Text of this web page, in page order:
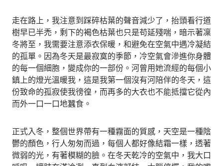
走在路上，我注意到踩碎枯葉的聲音減少了，抬頭看行道
樹早已半禿，剩下的褐色枯葉也只是苟延殘喘，暗示著凜
冬將至，我需要注意添衣保暖，和避免在空氣中遇冷凝結
的孤單。因為冬天是最寂寞的季節，冷空氣會滲進你身體
的每一個細胞，變成你的一部份。河曾用她流經的每個小
鎮上的燈光溫暖我，這是我第一個沒有河陪伴的冬天，這
份致命的孤寂使我徬徨，而再多的大衣也不能抵擋它從內
而外一口一口地蠶食。
正式入冬，整個世界帶有一種霧面的質感，天空是一種陰
鬱的顏色，行人匆匆而過，每個人都好像結霜一樣，透著
微弱的光，有著模糊的臉。在冬天乾冷的空氣中，我大口